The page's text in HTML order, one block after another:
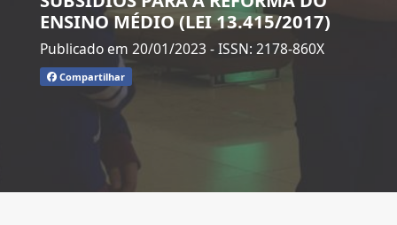
ENSINO MÉDIO (LEI 13.415/2017)
Publicado em 20/01/2023 - ISSN: 2178-860X
Compartilhar